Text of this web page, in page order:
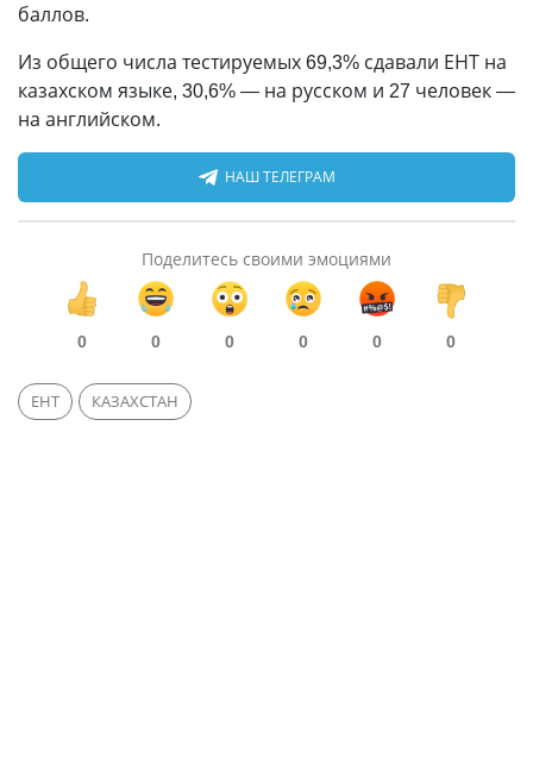
баллов.
Из общего числа тестируемых 69,3% сдавали ЕНТ на
казахском языке, 30,6% — на русском и 27 человек —
на английском.
НАШ ТЕЛЕГРАМ
Поделитесь своими эмоциями
0 0 0 0 0 0
ЕНТ КАЗАХСТАН